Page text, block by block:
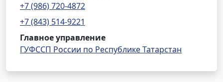
+7 (986) 720-4872
+7 (843) 514-9221
Главное управление
ГУФССП России по Республике Татарстан